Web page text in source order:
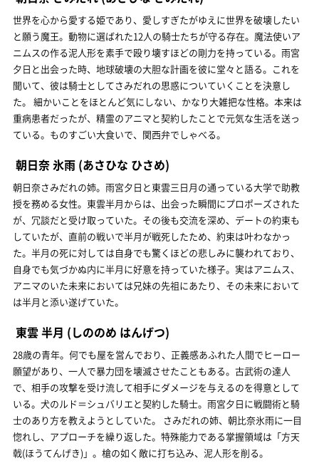
世界を心から愛する姫であり、愛しすぎたがゆえに世界を破壊したい
と願う魔王。動物に選ばれた12人の騎士たちが守る存在。魔法使いア
ニムスの作る泥人形を素手で殴り壊すほどの剛力を持っている。雨宮
夕日と出会った時、地球破壊の大胆な計画を彼に堂々と語る。これを
聞いて、彼は騎士としてさみだれの思惑についていくことを決意し
た。 細かいことをほとんど気にしない、かなり大雑把な性格。本来は
重病患者だったが、精霊のアニマと契約したことで元気な生活を送っ
ている。ものすごい大食いで、関西弁でしゃべる。
朝日奈 氷雨 (あさひな ひさめ)
朝日奈さみだれの姉。雨宮夕日と東雲三日月の通っている大学で助教
授を務める女性。東雲半月からは、出会った瞬間にプロポーズされた
が、冗談だと受け取っていた。その後も交流を深め、デートの約束も
していたが、直前の戦いで半月が戦死したため、約束は叶わなかっ
た。半月の死に対しては自身でも驚くほどの悲しみに襲われており、
自身でも気づかぬ内に半月に好意を持っていた様子。実はアニムス、
アニマのいた未来においては兄妹の先祖にあたり、その未来において
は半月と添い遂げていた。
東雲 半月 (しののめ はんげつ)
28歳の青年。何でも屋を営んでおり、正義感あふれた人間でヒーロー
願望があり、一人で暴力団を壊滅させたこともある。古武術の達人
で、相手の攻撃を受け流して相手にダメージを与えるのを得意として
いる。犬のルド＝シュバリエと契約した騎士。雨宮夕日に戦闘術と騎
士のあり方を教えようとしていた。 さみだれの姉、朝比奈氷雨に一目
惚れし、アプローチを繰り返した。特殊能力である掌握領域は「方天
戟(ほうてんげき)」。槍の如く敵に打ち込み、泥人形を削る。